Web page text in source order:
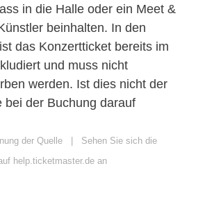
in die Halle oder ein Meet &
beinhalten. In den
das Konzertticket bereits im
und muss nicht
werden. Ist dies nicht der
bei der Buchung darauf
der Quelle
Sehen Sie sich die
help.ticketmaster.de an